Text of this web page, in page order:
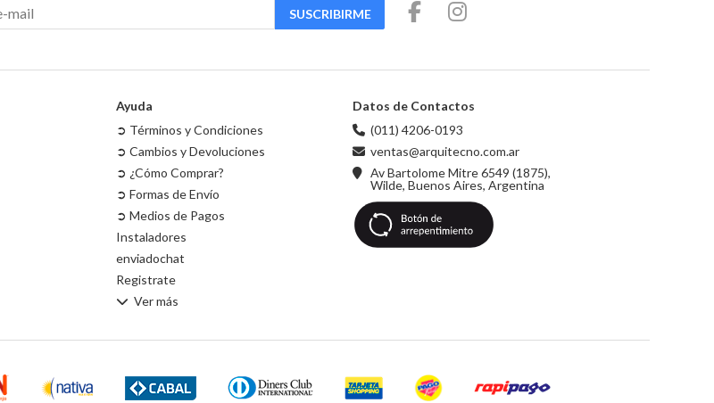
SUSCRIBIRME
Ayuda
➲ Términos y Condiciones
➲ Cambios y Devoluciones
➲ ¿Cómo Comprar?
➲ Formas de Envío
➲ Medios de Pagos
Instaladores
enviadochat
Registrate
Ver más
Datos de Contactos
(011) 4206-0193
ventas@arquitecno.com.ar
Av Bartolome Mitre 6549 (1875),
Wilde, Buenos Aires, Argentina